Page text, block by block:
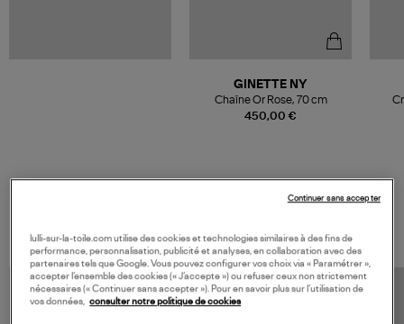
450,00 €
GINETTE NY
Chaîne Or Rose, 70 cm
lulli-sur-la-toile.com utilise des cookies et technologies similaires à des fins de
performance, personnalisation, publicité et analyses, en collaboration avec des
partenaires tels que Google. Vous pouvez configurer vos choix via « Paramétrer »,
accepter l’ensemble des cookies (« J’accepte ») ou refuser ceux non strictement
nécessaires (« Continuer sans accepter »). Pour en savoir plus sur l’utilisation de
vos données, consulter notre politique de cookies
Continuer sans accepter